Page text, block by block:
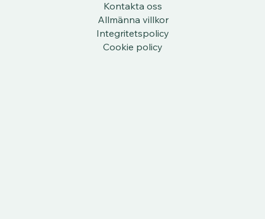
Kontakta oss
Allmänna villkor
Integritetspolicy
Cookie policy